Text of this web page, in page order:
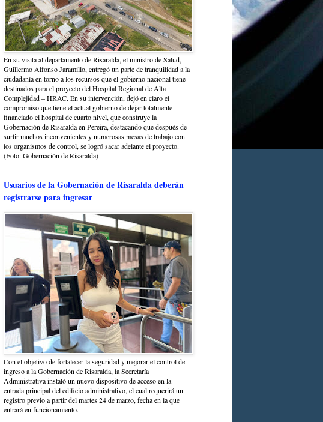
En su visita al departamento de Risaralda, el ministro de Salud,
Guillermo Alfonso Jaramillo, entregó un parte de tranquilidad a la
ciudadanía en torno a los recursos que el gobierno nacional tiene
destinados para el proyecto del Hospital Regional de Alta
Complejidad – HRAC. En su intervención, dejó en claro el
compromiso que tiene el actual gobierno de dejar totalmente
financiado el hospital de cuarto nivel, que construye la
Gobernación de Risaralda en Pereira, destacando que después de
surtir muchos inconvenientes y numerosas mesas de trabajo con
los organismos de control, se logró sacar adelante el proyecto.
(Foto: Gobernación de Risaralda)
Usuarios de la Gobernación de Risaralda deberán
registrarse para ingresar
Con el objetivo de fortalecer la seguridad y mejorar el control de
ingreso a la Gobernación de Risaralda, la Secretaría
Administrativa instaló un nuevo dispositivo de acceso en la
entrada principal del edificio administrativo, el cual requerirá un
registro previo a partir del martes 24 de marzo, fecha en la que
entrará en funcionamiento.